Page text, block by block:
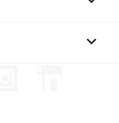
keyboard_arrow_down